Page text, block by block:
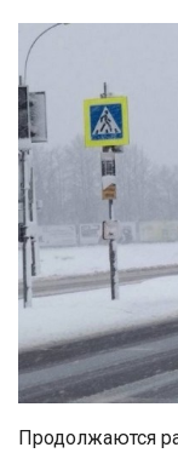
Продолжаются